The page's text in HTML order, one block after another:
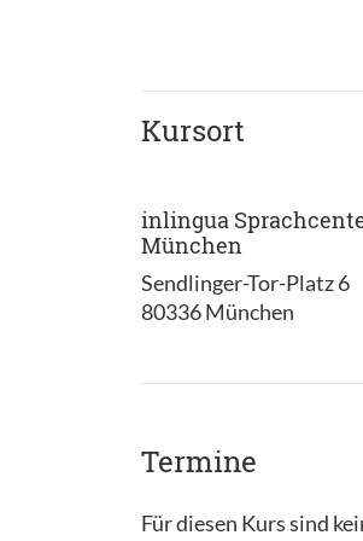
Kursort
inlingua
München
Sendlinger-Tor-Platz 6
80336 München
Termine
Für diesen Kurs sind